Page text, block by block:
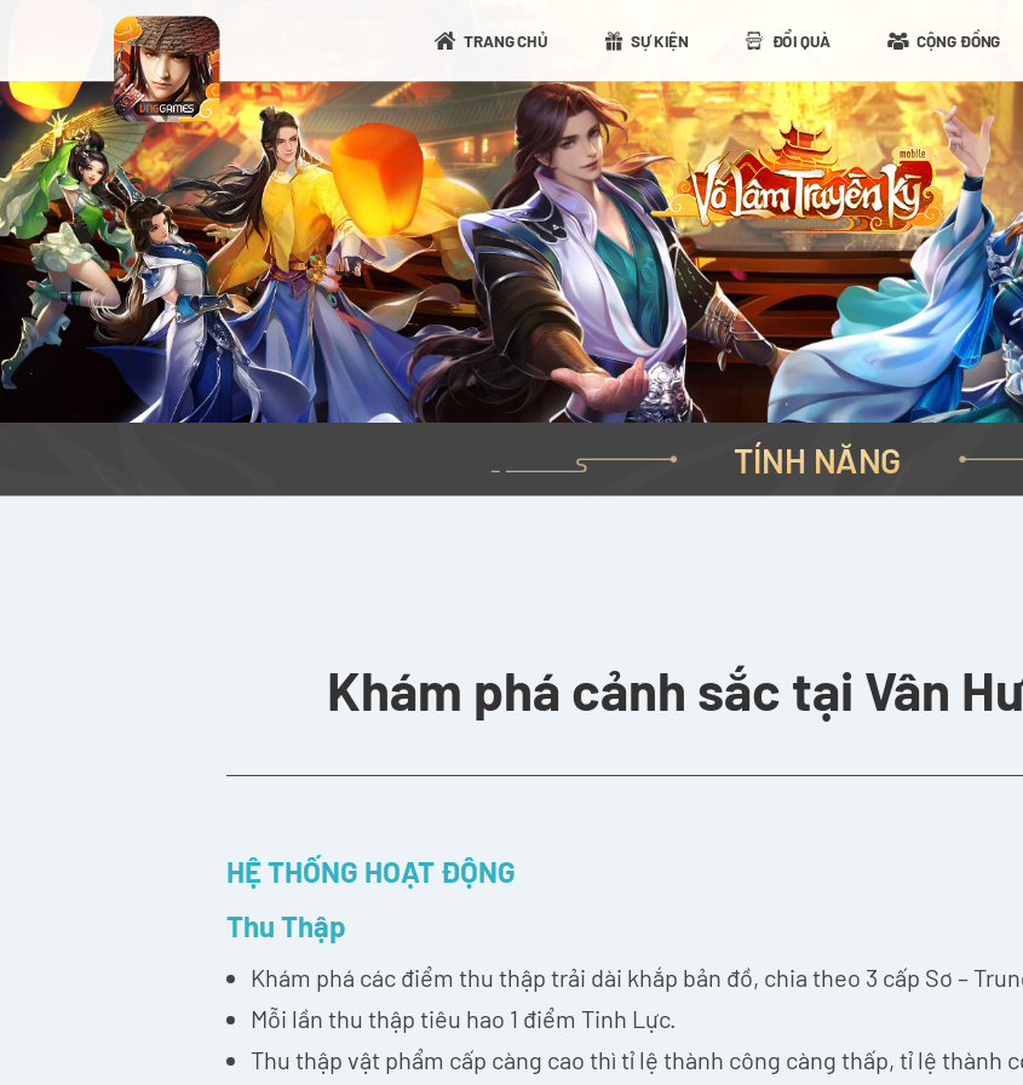
TÍNH NĂNG
Khám phá cảnh sắc tại Vân
HỆ THỐNG HOẠT ĐỘNG
Thu Thập
Khám phá các điểm thu thập trải dài khắp bản đồ, chia theo 3 cấp Sơ –
Mỗi lần thu thập tiêu hao 1 điểm Tinh Lực.
Thu thập vật phẩm cấp càng cao thì tỉ lệ thành công càng thấp, tỉ lệ thành
TRANG CHỦ SỰ KIỆN ĐỔI QUÀ CỘNG ĐỒNG